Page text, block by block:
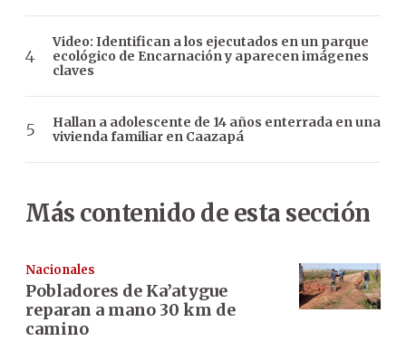
Video: Identifican a los ejecutados en un parque
ecológico de Encarnación y aparecen imágenes
claves
Hallan a adolescente de 14 años enterrada en una
vivienda familiar en Caazapá
Más contenido de esta sección
Nacionales
Pobladores de Ka’atygue
reparan a mano 30 km de
camino